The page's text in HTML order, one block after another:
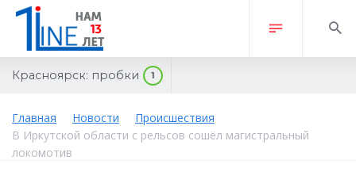
Красноярск: пробки 1
Главная Новости
Происшествия
В Иркутской области с рельсов сошёл магистральный
локомотив